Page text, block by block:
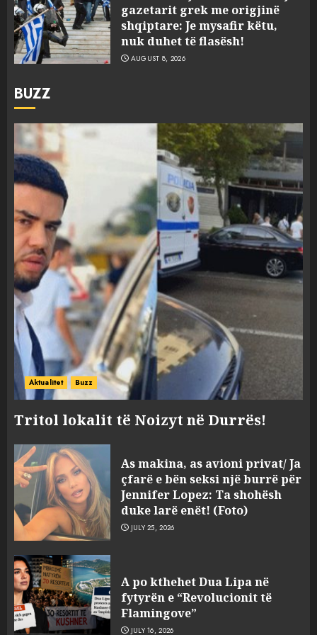
gazetarit grek me origjinë
shqiptare: Je mysafir këtu,
nuk duhet të flasësh!
AUGUST 8, 2026
BUZZ
Aktualitet Buzz
Tritol lokalit të Noizyt në Durrës!
As makina, as avioni privat/ Ja
çfarë e bën seksi një burrë për
Jennifer Lopez: Ta shohësh
duke larë enët! (Foto)
JULY 25, 2026
A po kthehet Dua Lipa në
fytyrën e “Revolucionit të
Flamingove”
JULY 16, 2026
3
racist në rrjetet sociale ndaj
gazetarit grek me origjinë
shqiptare: Je mysafir këtu,
nuk duhet të flasësh!